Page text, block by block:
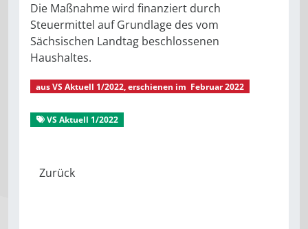
Die Maßnahme wird finanziert durch
Steuermittel auf Grundlage des vom
Sächsischen Landtag beschlossenen
Haushaltes.
ausVS Aktuell 1/2022, erschienen im Februar 2022
VS Aktuell 1/2022